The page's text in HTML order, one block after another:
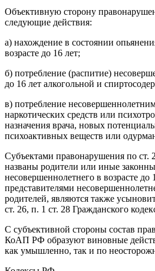
Объективную сторону
следующие действия:
а) нахождение в состоянии
возрасте до 16 лет;
б) потребление (распитие)
до 16 лет алкогольной и
в) потребление
наркотических средств или
назначения врача, новых
психоактивных веществ или
Субъектами правонарушения по
названы родители или иные
несовершеннолетнего в возрасте до
представителями
родителей, являются также
ст. 26, п. 1 ст. 28 Гражданского
С субъективной стороны состав
КоАП РФ образуют виновные
как умышленно, так и по